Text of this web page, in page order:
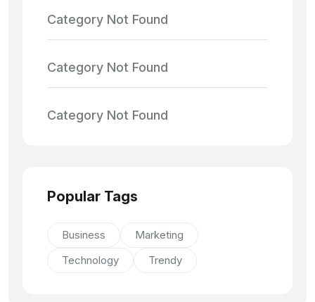
Category Not Found
Category Not Found
Category Not Found
Popular Tags
Business
Marketing
Technology
Trendy